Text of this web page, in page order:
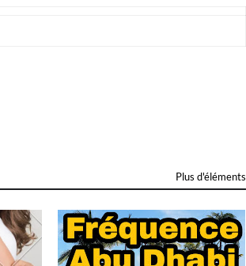
Plus d'éléments